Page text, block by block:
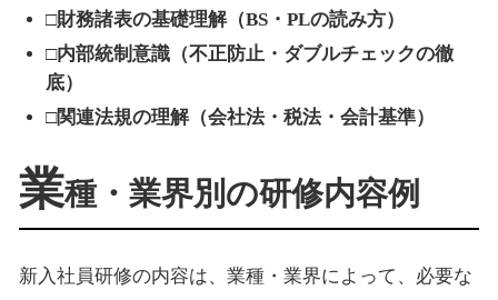
□財務諸表の基礎理解（BS・PLの読み方）
□内部統制意識（不正防止・ダブルチェックの徹
底）
□関連法規の理解（会社法・税法・会計基準）
業種・業界別の研修内容例
新入社員研修の内容は、業種・業界によって、必要な